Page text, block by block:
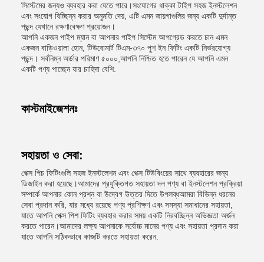
সিস্টেমের জন্যও ব্যবহার করা যেতে পারে।সংযোগের ধাক্কা টাইপ সহজ ইনস্টলেশন
এবং সংযোগ বিচ্ছিন্ন করার অনুমতি দেয়, এটি এমন জায়গাগুলির জন্য একটি দুর্দান্ত
পছন্দ যেখানে রক্ষণাবেক্ষণ প্রয়োজন।
আপনি একজন পাইপ ম্যান বা আপনার পাইপ সিস্টেম আপগ্রেড করতে চান এমন
একজন বাড়িওয়ালা হোন, টিউবোমার্ট টিএম-৩৭০ পুশ ইন ফিটিং একটি নির্ভরযোগ্য
পছন্দ। সর্বনিম্ন অর্ডার পরিমাণ ৫০০০,আপনি নিশ্চিত হতে পারেন যে আপনি এমন
একটি পণ্য পাচ্ছেন যার চাহিদা বেশি.
কাস্টমাইজেশনঃ
সহায়তা ও সেবা:
পেক্স পিচ ফিটিংগুলি সহজ ইনস্টলেশন এবং পেক্স টিউবিংয়ের সাথে ব্যবহারের জন্য
ডিজাইন করা হয়েছে।আমাদের প্রযুক্তিগত সহায়তা দল পণ্য বা ইনস্টলেশন প্রক্রিয়া
সম্পর্কে আপনার কোন প্রশ্ন বা উদ্বেগ উত্তর দিতে উপলব্ধআমরা বিভিন্ন ধরনের
সেবা প্রদান করি, যার মধ্যে রয়েছে পণ্য প্রশিক্ষণ এবং সমস্যা সমাধানের সহায়তা,
যাতে আপনি পেক্স পিশ ফিটিং ব্যবহার করার সময় একটি নিরবচ্ছিন্ন অভিজ্ঞতা অর্জন
করতে পারেন।আমাদের লক্ষ্য আপনাকে সর্বোচ্চ মানের পণ্য এবং সহায়তা প্রদান করা
যাতে আপনি সঠিকভাবে কাজটি করতে সহায়তা করেন.